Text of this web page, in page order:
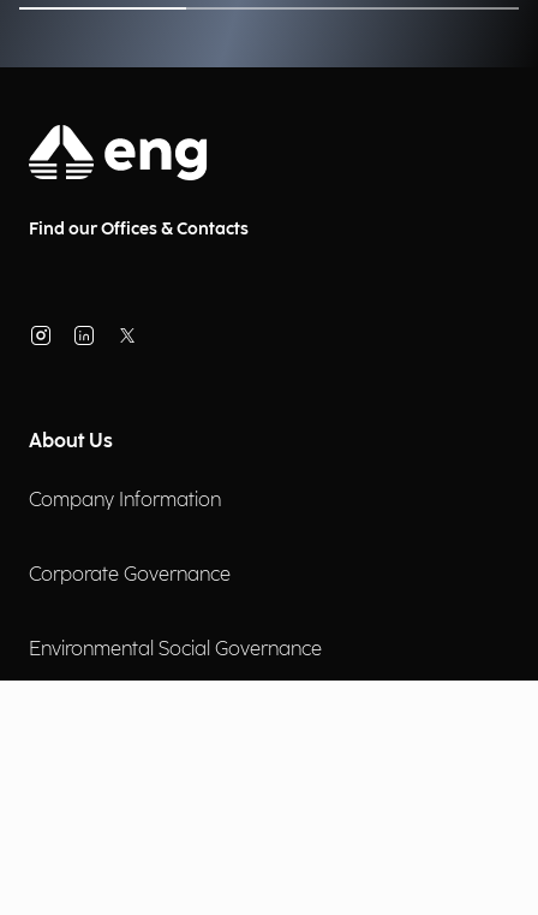
Find our Offices & Contacts
About Us
Company Information
Corporate Governance
Environmental Social Governance